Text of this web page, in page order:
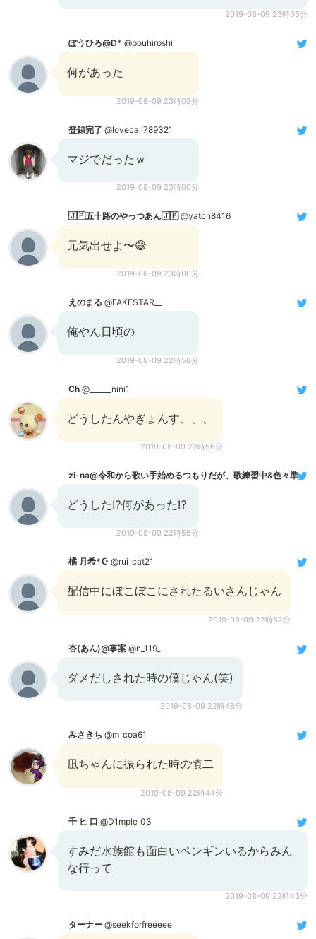
2019-08-09 23時05分
ぽうひろ@D* @pouhiroshi
何があった
2019-08-09 23時03分
登録完了 @lovecall789321
マジでだったｗ
2019-08-09 23時00分
🇯🇵五十路のやっつあん🇯🇵@yatch8416
元気出せよ〜😅
2019-08-09 23時00分
えのまる @FAKESTAR__
俺やん日頃の
2019-08-09 22時58分
Ch @______nini1
どうしたんやぎょんす、、、
2019-08-09 22時56分
zi-na@令和から歌い手始めるつもりだが、歌練習中&色々準備中
どうした⁉️何があった⁉️
2019-08-09 22時55分
橘 月希*☪︎ @rui_cat21
配信中にぼこぼこにされたるいさんじゃん
2019-08-09 22時52分
杏(あん)@事案 @n_119_
ダメだしされた時の僕じゃん(笑)
2019-08-09 22時48分
みさきち @m_coa61
凪ちゃんに振られた時の慎二
2019-08-09 22時44分
千 ヒ 口 @D1mple_03
すみだ水族館も面白いペンギンいるからみん
な行って
2019-08-09 22時43分
ターナー @seekforfreeeee